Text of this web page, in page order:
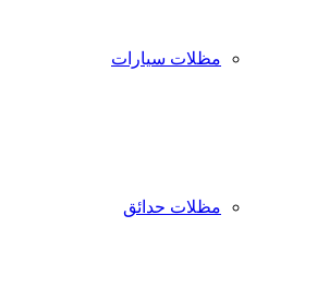
مظلات سيارات
مظلات حدائق